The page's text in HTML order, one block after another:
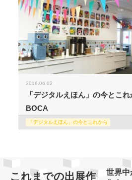
2016.06.02
「デジタルえほん」の今とこ
BOCA
「デジタルえほん」の今とこれから
これまでの出展作
世界中